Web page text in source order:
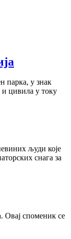
парка, у знак
цивила у току
људи које
снага за
Овај споменик се